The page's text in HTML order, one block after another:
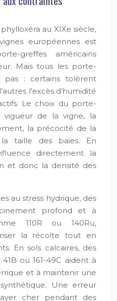
au XIXe siècle,
européennes est
greffes américains
Mais tous les porte-
: certains tolèrent
l’excès d’humidité
Le choix du porte-
vigueur de la vigne, la
la précocité de la
taille des baies. En
directement la
et donc la densité des
au stress hydrique, des
profond et à
110R ou 140Ru,
la récolte tout en
En sols calcaires, des
ou 161-49C aident à
et à maintenir une
Une erreur
cher pendant des